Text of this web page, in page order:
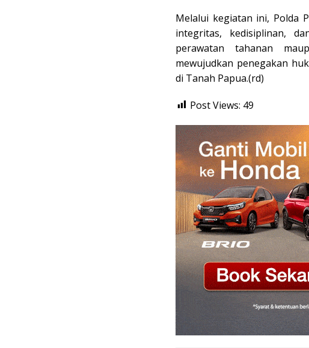
Melalui kegiatan ini, Polda
integritas, kedisiplinan,
perawatan tahanan
mewujudkan penegakan
di Tanah Papua.(rd)
Post Views: 49